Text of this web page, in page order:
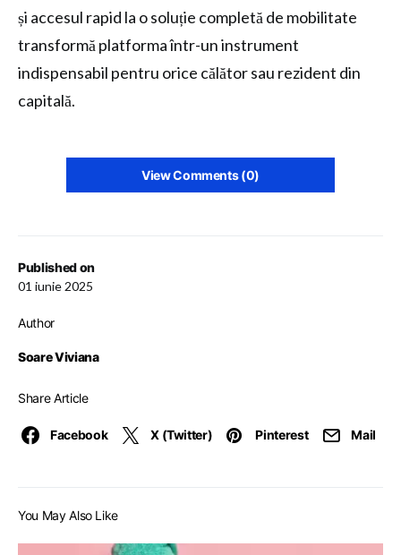
Published on
01 iunie 2025
Author
Soare Viviana
Share Article
Facebook X (Twitter) Pinterest Mail
și accesul rapid la o soluție completă de mobilitate
transformă platforma într-un instrument
indispensabil pentru orice călător sau rezident din
capitală.
View Comments (0)
You May Also Like